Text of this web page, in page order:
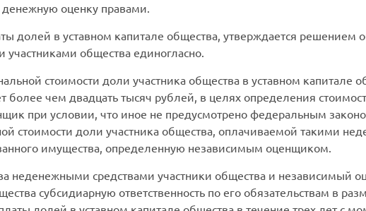
оценку правами.
долей в уставном капитале общества, утверждается решением
общества единогласно.
стоимости доли участника общества в уставном капитале
чем двадцать тысяч рублей, в целях определения
при условии, что иное не предусмотрено федеральным
стоимости доли участника общества, оплачиваемой такими
имущества, определенную независимым оценщиком.
неденежными средствами участники общества и независимый
субсидиарную ответственность по его обязательствам в